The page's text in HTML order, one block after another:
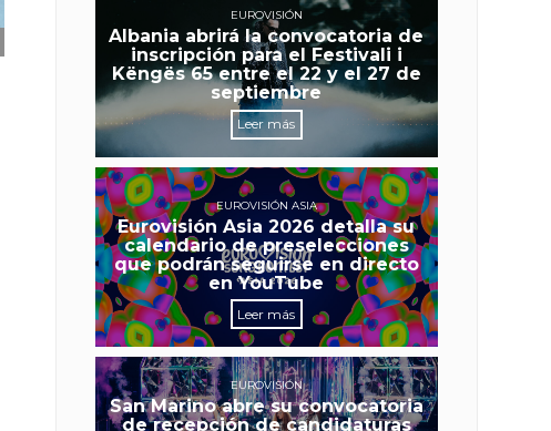
EUROVISIÓN
Albania abrirá la convocatoria de
inscripción para el Festivali i
Këngës 65 entre el 22 y el 27 de
septiembre
Leer más
EUROVISIÓN ASIA
Eurovisión Asia 2026 detalla su
calendario de preselecciones
que podrán seguirse en directo
en YouTube
Leer más
EUROVISIÓN
San Marino abre su convocatoria
de recepción de candidaturas